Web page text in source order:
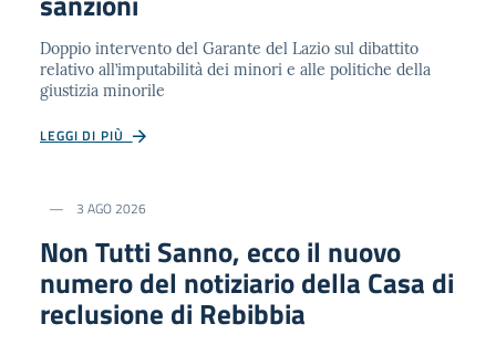
Doppio intervento del Garante del Lazio sul dibattito
relativo all’imputabilità dei minori e alle politiche della
giustizia minorile
LEGGI DI PIÙ
3 AGO 2026
Non Tutti Sanno, ecco il nuovo
numero del notiziario della Casa di
reclusione di Rebibbia